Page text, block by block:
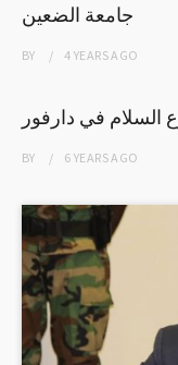
جامعة الضعين
BY 4 YEARSAGO
السلام في دارفور
BY 6 YEARSAGO